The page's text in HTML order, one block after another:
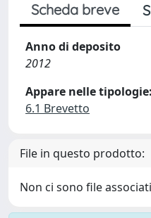
Scheda breve
Anno di deposito
2012
Appare nelle tipologie:
6.1 Brevetto
File in questo prodotto:
Non ci sono file